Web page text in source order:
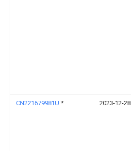
CN221679981U * 2023-12-28